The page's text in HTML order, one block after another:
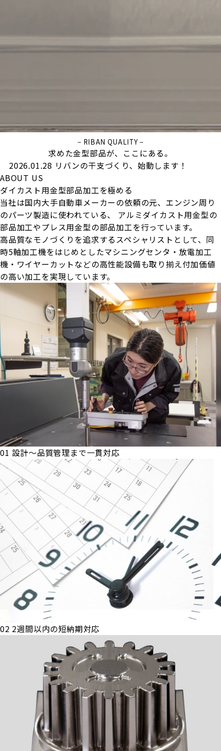
− RIBAN QUALITY −
求めた金型部品が、ここにある。
2026.01.28 リバンの干支づくり、始動します！
ABOUT US
ダイカスト用金型部品加工を極める
当社は国内大手自動車メーカーの依頼の元、エンジン周り
のパーツ製造に使われている、
アルミダイカスト用金型の
部品加工やプレス用金型の部品加工を行っています。
高品質なモノづくりを追求するスペシャリストとして、同
時5軸加工機をはじめとしたマシニングセンタ・放電加工
機・ワイヤーカットなどの高性能設備も取り揃え付加価値
の高い加工を実現しています。
01 設計～品質管理まで一貫対応
02 2週間以内の短納期対応